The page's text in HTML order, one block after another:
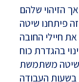
הזיהוי שלהם
פיתחנו שיטה
חיילי החובה
בהגדרת כוח
השיטה משתמשת
העבודה